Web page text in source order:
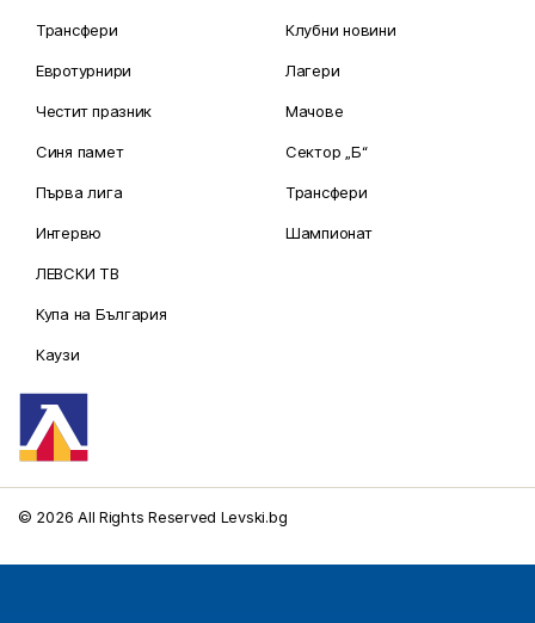
Трансфери
Евротурнири
Честит празник
Синя памет
Първа лига
Интервю
ЛЕВСКИ ТВ
Купа на България
Каузи
Клубни новини
Лагери
Мачове
Сектор „Б“
Трансфери
Шампионат
© 2026 All Rights Reserved Levski.bg